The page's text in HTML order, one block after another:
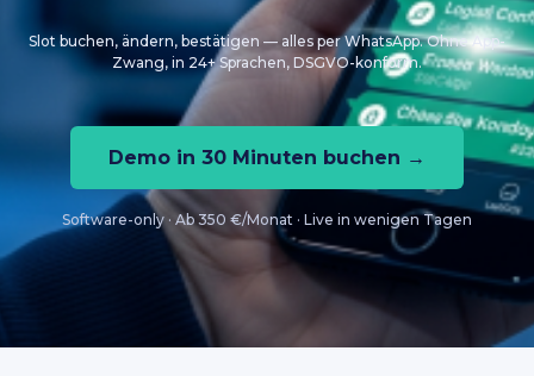
Slot buchen, ändern, bestätigen — alles per WhatsApp. Ohne App-
Zwang, in 24+ Sprachen, DSGVO-konform.
Demo in 30 Minuten buchen →
Software-only · Ab 350 €/Monat · Live in wenigen Tagen